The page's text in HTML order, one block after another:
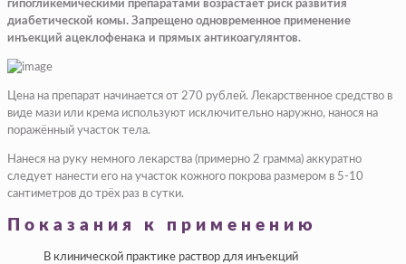
гипогликемическими препаратами возрастает риск развития
диабетической комы. Запрещено одновременное применение
инъекций ацеклофенака и прямых антикоагулянтов.
Цена на препарат начинается от 270 рублей. Лекарственное средство в
виде мази или крема используют исключительно наружно, нанося на
поражённый участок тела.
Нанеся на руку немного лекарства (примерно 2 грамма) аккуратно
следует нанести его на участок кожного покрова размером в 5-10
сантиметров до трёх раз в сутки.
Показания к применению
В клинической практике раствор для инъекций